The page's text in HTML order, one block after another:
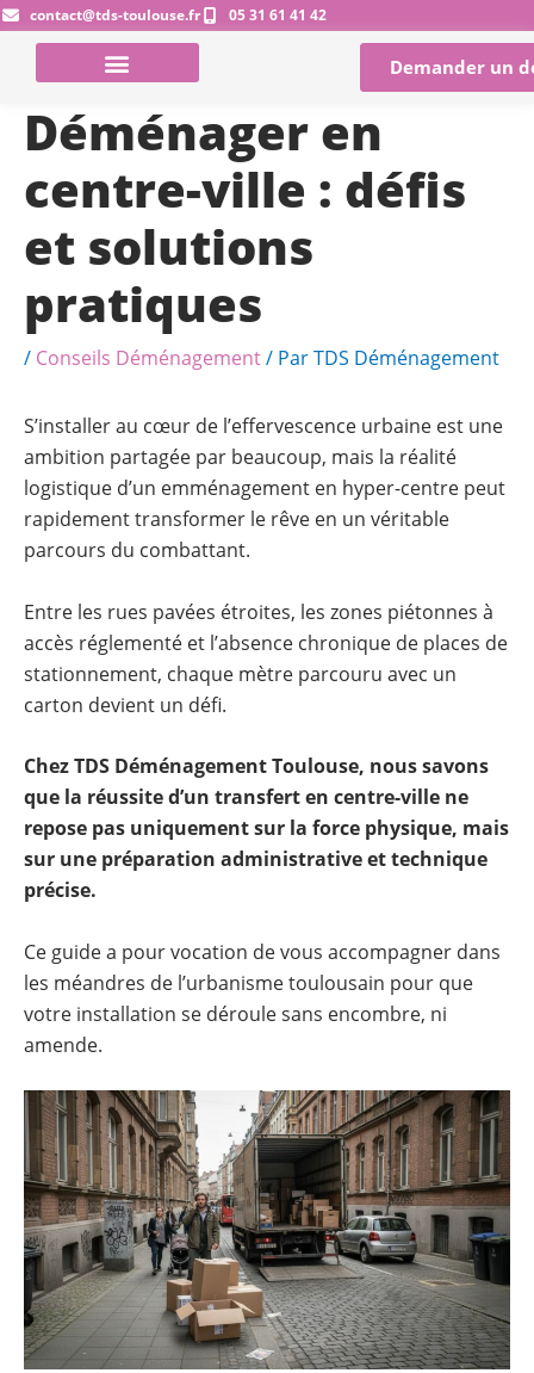
Aller
contenu
contact@tds-toulouse.fr 05 31 61 41 42
Demander un
Déménager en
centre-ville : défis
et solutions
pratiques
/ Conseils Déménagement/ ParTDS Déménagement
S’installer au cœur de l’effervescence urbaine est une
ambition partagée par beaucoup, mais la réalité
logistique d’un emménagement en hyper-centre peut
rapidement transformer le rêve en un véritable
parcours du combattant.
Entre les rues pavées étroites, les zones piétonnes à
accès réglementé et l’absence chronique de places de
stationnement, chaque mètre parcouru avec un
carton devient un défi.
Chez TDS Déménagement Toulouse, nous savons
que la réussite d’un transfert en centre-ville ne
repose pas uniquement sur la force physique, mais
sur une préparation administrative et technique
précise.
Ce guide a pour vocation de vous accompagner dans
les méandres de l’urbanisme toulousain pour que
votre installation se déroule sans encombre, ni
amende.